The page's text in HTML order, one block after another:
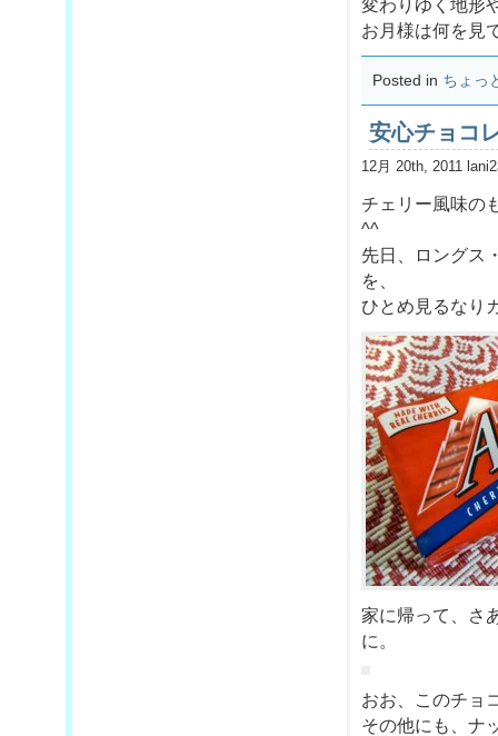
変わりゆく地形
お月様は何を見
Posted in ちょっ
安心チョコ
12月 20th, 2011
チェリー風味の
^^
先日、ロングス
を、
ひとめ見るなり
家に帰って、さ
に。
おお、このチョ
その他にも、ナ